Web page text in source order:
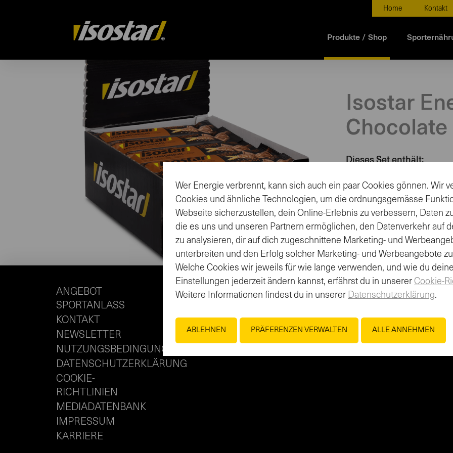
Home Kontakt
Produkte / Shop
Isostar
Chocolate
Dieses Set enthält:
CHF 66.00 -
ANGEBOT
SPORTANLASS
KONTAKT
NEWSLETTER
NUTZUNGSBEDINGUNGEN
DATENSCHUTZERKLÄRUNG
COOKIE-
RICHTLINIEN
MEDIADATENBANK
IMPRESSUM
KARRIERE
Wer Energie verbrennt, kann sich auch ein paar Cookies gönnen. Wir
Cookies und ähnliche Technologien, um die ordnungsgemässe
Webseite sicherzustellen, dein Online-Erlebnis zu verbessern, Daten
die es uns und unseren Partnern ermöglichen, den Datenverkehr auf
zu analysieren, dir auf dich zugeschnittene Marketing- und
unterbreiten und den Erfolg solcher Marketing- und Werbeangebote
Welche Cookies wir jeweils für wie lange verwenden, und wie du
Einstellungen jederzeit ändern kannst, erfährst du in unserer Cookie-
Weitere Informationen findest du in unserer Datenschutzerklärung.
ABLEHNEN PRÄFERENZEN VERWALTEN ALLE ANNEHMEN